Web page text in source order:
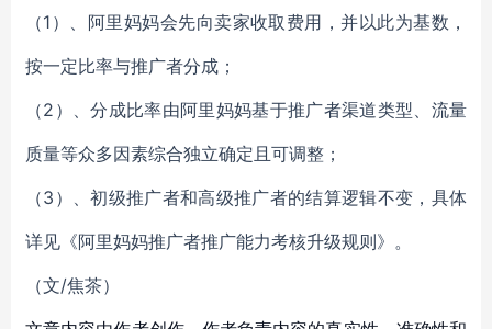
（1）、阿里妈妈会先向卖家收取费用，并以此为基数，
按一定比率与推广者分成；
（2）、分成比率由阿里妈妈基于推广者渠道类型、流量
质量等众多因素综合独立确定且可调整；
（3）、初级推广者和高级推广者的结算逻辑不变，具体
详见《阿里妈妈推广者推广能力考核升级规则》。
（文/焦茶）